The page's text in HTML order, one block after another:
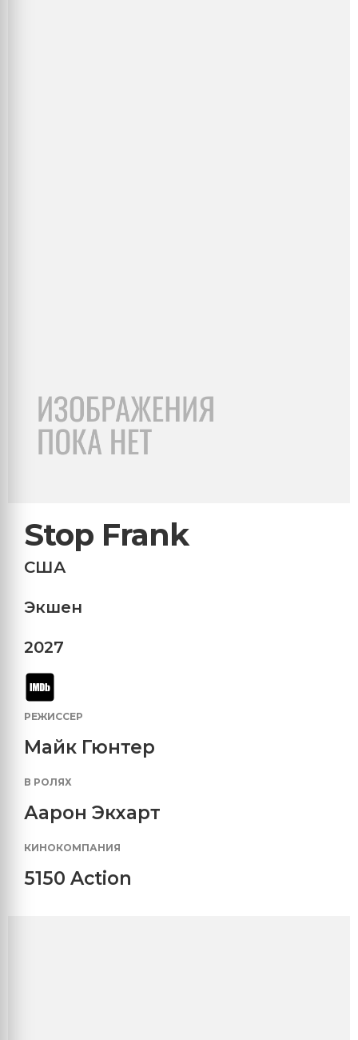
Stop Frank
США
Экшен
2027
РЕЖИССЕР
Майк Гюнтер
В РОЛЯХ
Аарон Экхарт
КИНОКОМПАНИЯ
5150 Action